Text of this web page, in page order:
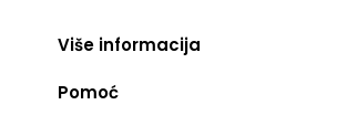
Više informacija
Pomoć